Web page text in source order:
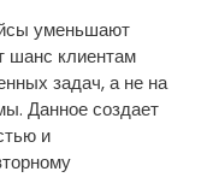
уменьшают
шанс клиентам
задач, а не на
Данное создает
и